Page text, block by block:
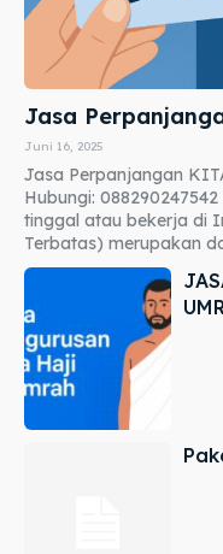
Jasa
Juni 16, 2025
Jasa Perpanjangan
Hubungi:
tinggal atau bekerja di
Terbatas) merupakan